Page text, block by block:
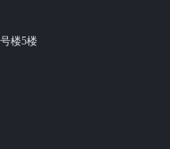
楼5楼